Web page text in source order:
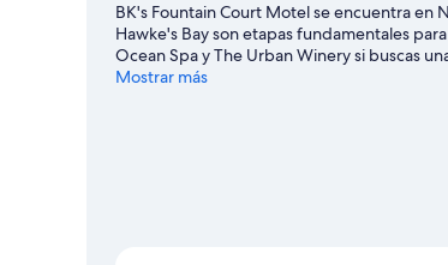
BK's Fountain Court Motel se encuentra en
Hawke's Bay son etapas fundamentales
Ocean Spa y The Urban Winery si buscas
tecnología The Faraday Centre también
Mostrar más